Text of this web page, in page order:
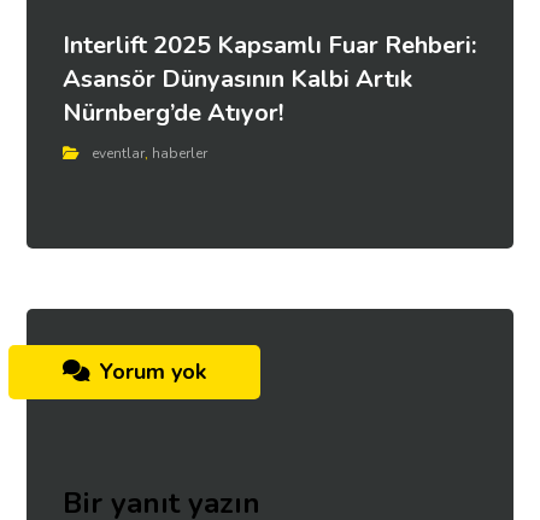
Interlift 2025 Kapsamlı Fuar Rehberi:
Asansör Dünyasının Kalbi Artık
Nürnberg’de Atıyor!
eventlar, haberler
Yorum yok
Bir yanıt yazın